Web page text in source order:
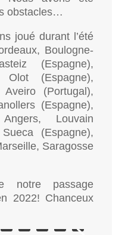
obstacles…
joué durant l’été
Boulogne-
(Espagne),
Olot (Espagne),
Aveiro (Portugal),
(Espagne),
Louvain
(Espagne),
Saragosse
notre passage
2022! Chanceux